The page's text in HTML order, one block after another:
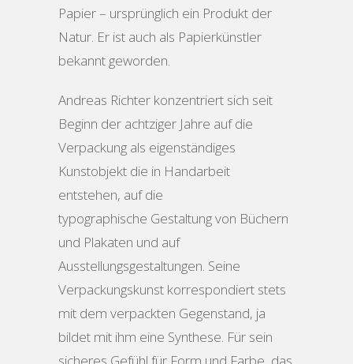
Papier – ursprünglich ein Produkt der
Natur. Er ist auch als Papierkünstler
bekannt geworden.
Andreas Richter konzentriert sich seit
Beginn der achtziger Jahre auf die
Verpackung als eigenständiges
Kunstobjekt die in Handarbeit
entstehen, auf die
typographische Gestaltung von Büchern
und Plakaten und auf
Ausstellungsgestaltungen. Seine
Verpackungskunst korrespondiert stets
mit dem verpackten Gegenstand, ja
bildet mit ihm eine Synthese. Für sein